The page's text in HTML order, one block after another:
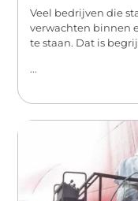
Veel bedrijven die
verwachten binnen
te staan. Dat is
...